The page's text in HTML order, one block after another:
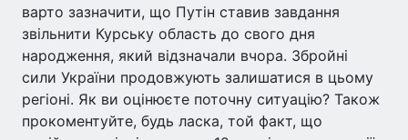
варто зазначити, що Путін ставив завдання
звільнити Курську область до свого дня
народження, який відзначали вчора. Збройні
сили України продовжують залишатися в цьому
регіоні. Як ви оцінюєте поточну ситуацію? Також
прокоментуйте, будь ласка, той факт, що